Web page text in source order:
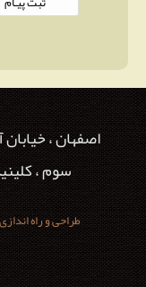
اصفهان ،
سوم ، کلینیک
طراحی و راه